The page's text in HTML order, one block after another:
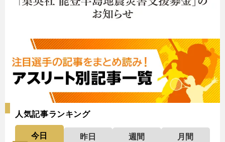
人気記事ランキング
今日 昨日 週間
月間